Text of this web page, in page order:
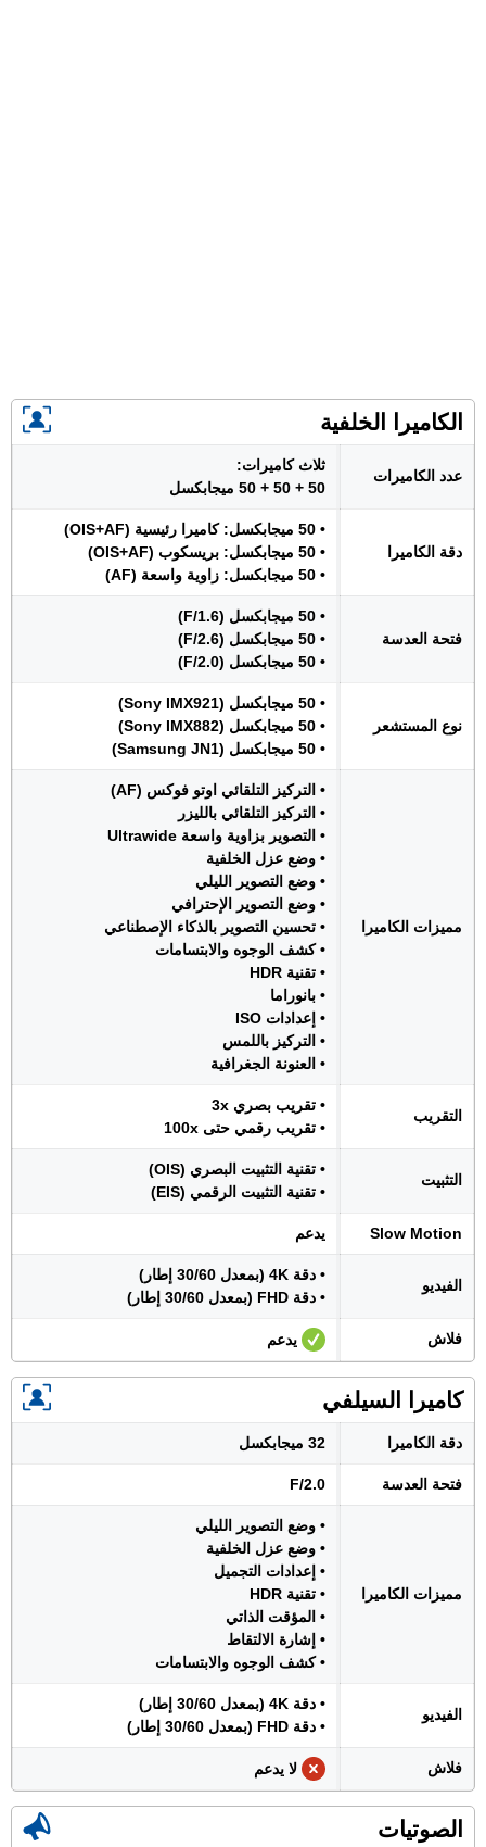
الكاميرا الخلفية
عدد الكاميرات
ثلاث كاميرات:
50 + 50 + 50 ميجابكسل
دقة الكاميرا
• 50 ميجابكسل: كاميرا رئيسية (OIS+AF)
• 50 ميجابكسل: بريسكوب (OIS+AF)
• 50 ميجابكسل: زاوية واسعة (AF)
فتحة العدسة
• 50 ميجابكسل (F/1.6)
• 50 ميجابكسل (F/2.6)
• 50 ميجابكسل (F/2.0)
نوع المستشعر
• 50 ميجابكسل (Sony IMX921)
• 50 ميجابكسل (Sony IMX882)
• 50 ميجابكسل (Samsung JN1)
مميزات الكاميرا
• التركيز التلقائي اوتو فوكس (AF)
• التركيز التلقائي بالليزر
• التصوير بزاوية واسعة Ultrawide
• وضع عزل الخلفية
• وضع التصوير الليلي
• وضع التصوير الإحترافي
• تحسين التصوير بالذكاء الإصطناعي
• كشف الوجوه والابتسامات
• تقنية HDR
• بانوراما
• إعدادات ISO
• التركيز باللمس
• العنونة الجغرافية
التقريب
• تقريب بصري 3x
• تقريب رقمي حتى 100x
التثبيت
• تقنية التثبيت البصري (OIS)
• تقنية التثبيت الرقمي (EIS)
Slow Motion يدعم
الفيديو
• دقة 4K (بمعدل 30/60 إطار)
• دقة FHD (بمعدل 30/60 إطار)
فلاش يدعم
كاميرا السيلفي
دقة الكاميرا 32 ميجابكسل
فتحة العدسة F/2.0
مميزات الكاميرا
• وضع التصوير الليلي
• وضع عزل الخلفية
• إعدادات التجميل
• تقنية HDR
• المؤقت الذاتي
• إشارة الالتقاط
• كشف الوجوه والابتسامات
الفيديو
• دقة 4K (بمعدل 30/60 إطار)
• دقة FHD (بمعدل 30/60 إطار)
فلاش لا يدعم
الصوتيات